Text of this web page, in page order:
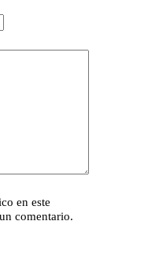
en este
comentario.